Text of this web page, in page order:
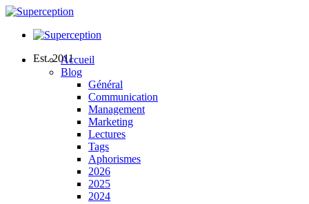
Est. 2011Accueil
Blog
Général
Communication
Management
Marketing
Lectures
Tags
Aphorismes
2026
2025
2024